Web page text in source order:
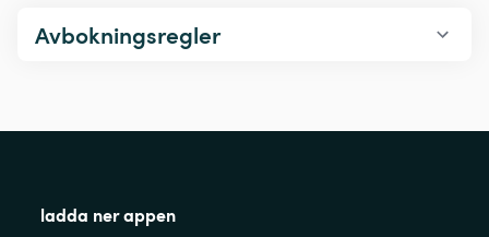
Avbokningsregler
ladda ner appen